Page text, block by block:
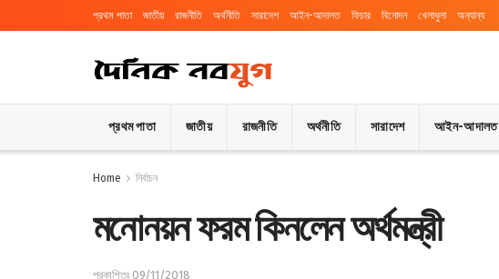
প্রথম পাতা জাতীয় রাজনীতি অর্থনীতি সারাদেশ আইন-আদালত ফিচার বিনোদন খেলাধুলা অন্যান্য
প্রথম পাতা জাতীয় রাজনীতি অর্থনীতি সারাদেশ আইন-আদালত
Home নির্বাচন
মনোনয়ন ফরম কিনলেন অর্থমন্ত্রী
প্রকাশিতঃ 09/11/2018